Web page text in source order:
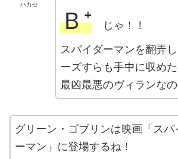
ハカセ
Ｂ⁺じゃ！！
スパイダーマンを翻弄
ーズすらも手中に収め
最凶最悪のヴィランなの
グリーン・ゴブリンは映画「スパ
ーマン」に登場するね！